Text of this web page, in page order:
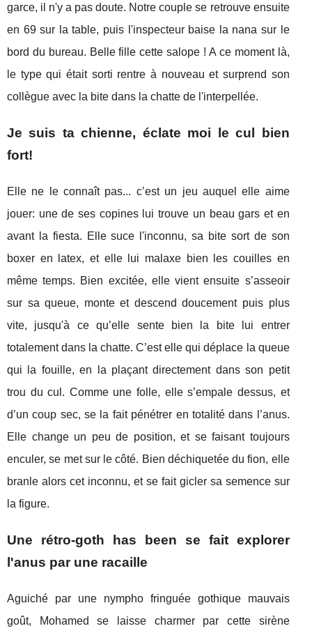
garce, il n'y a pas doute. Notre couple se retrouve ensuite
en 69 sur la table, puis l'inspecteur baise la nana sur le
bord du bureau. Belle fille cette salope ! A ce moment là,
le type qui était sorti rentre à nouveau et surprend son
collègue avec la bite dans la chatte de l'interpellée.
Je suis ta chienne, éclate moi le cul bien
fort!
Elle ne le connaît pas... c’est un jeu auquel elle aime
jouer: une de ses copines lui trouve un beau gars et en
avant la fiesta. Elle suce l'inconnu, sa bite sort de son
boxer en latex, et elle lui malaxe bien les couilles en
même temps. Bien excitée, elle vient ensuite s’asseoir
sur sa queue, monte et descend doucement puis plus
vite, jusqu'à ce qu’elle sente bien la bite lui entrer
totalement dans la chatte. C’est elle qui déplace la queue
qui la fouille, en la plaçant directement dans son petit
trou du cul. Comme une folle, elle s’empale dessus, et
d’un coup sec, se la fait pénétrer en totalité dans l’anus.
Elle change un peu de position, et se faisant toujours
enculer, se met sur le côté. Bien déchiquetée du fion, elle
branle alors cet inconnu, et se fait gicler sa semence sur
la figure.
Une rétro-goth has been se fait explorer
l'anus par une racaille
Aguiché par une nympho fringuée gothique mauvais
goût, Mohamed se laisse charmer par cette sirène